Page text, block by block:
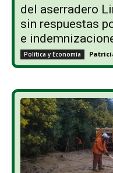
del aserradero
sin respuestas
e
Política y Economía